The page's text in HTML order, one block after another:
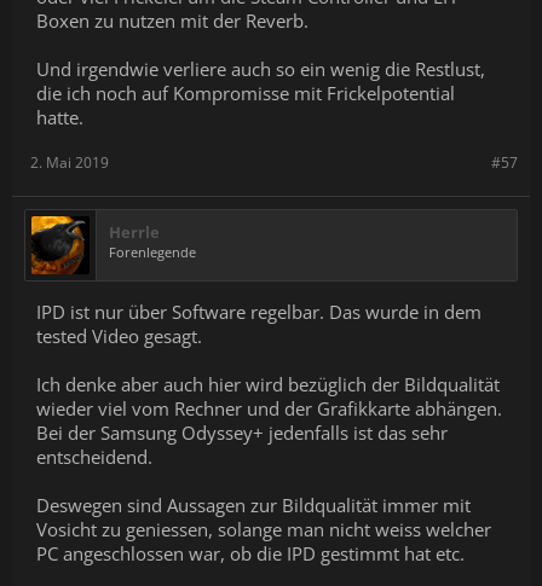
Boxen zu nutzen mit der Reverb.
Und irgendwie verliere auch so ein wenig die Restlust,
die ich noch auf Kompromisse mit Frickelpotential
hatte.
#57
2. Mai 2019
Herrle
Forenlegende
IPD ist nur über Software regelbar. Das wurde in dem
tested Video gesagt.
Ich denke aber auch hier wird bezüglich der Bildqualität
wieder viel vom Rechner und der Grafikkarte abhängen.
Bei der Samsung Odyssey+ jedenfalls ist das sehr
entscheidend.
Deswegen sind Aussagen zur Bildqualität immer mit
Vosicht zu geniessen, solange man nicht weiss welcher
PC angeschlossen war, ob die IPD gestimmt hat etc.